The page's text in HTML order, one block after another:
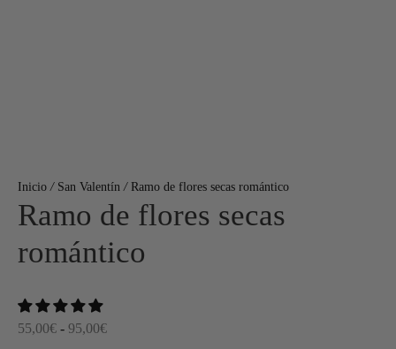
Inicio / San Valentín /Ramo de flores secas romántico
Ramo de flores secas
romántico
55,00€ - 95,00€Rango